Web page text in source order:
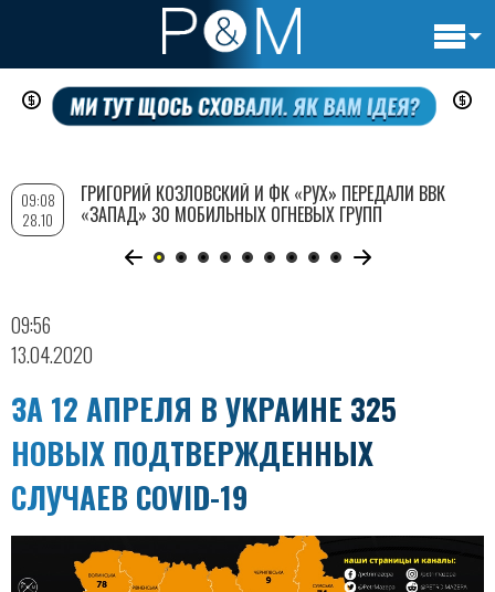
Перейти
содержанию
09:56
13.04.2020
ЗА 12 АПРЕЛЯ В УКРАИНЕ 325
НОВЫХ ПОДТВЕРЖДЕННЫХ
СЛУЧАЕВ COVID-19
09:08
28.10
ГРИГОРИЙ КОЗЛОВСКИЙ И ФК «РУХ» ПЕРЕДАЛИ ВВК
«ЗАПАД» 30 МОБИЛЬНЫХ ОГНЕВЫХ ГРУПП